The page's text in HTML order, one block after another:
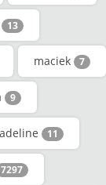
13
maciek 7
9
11
7297